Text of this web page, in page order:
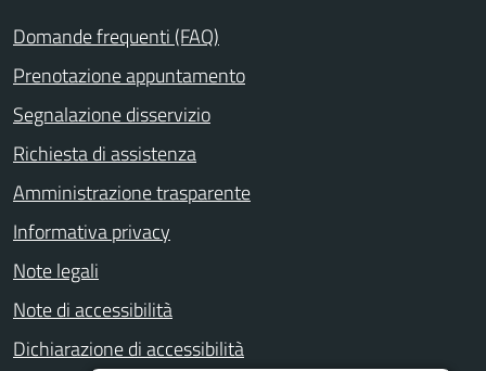
Domande frequenti (FAQ)
Prenotazione appuntamento
Segnalazione disservizio
Richiesta di assistenza
Amministrazione trasparente
Informativa privacy
Note legali
Note di accessibilità
Dichiarazione di accessibilità